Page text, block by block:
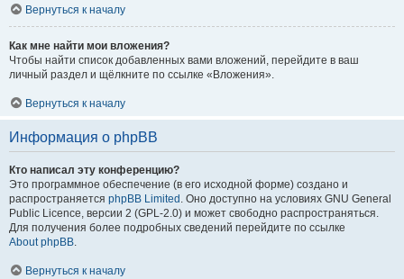
Вернуться к началу
Как мне найти мои вложения?
Чтобы найти список добавленных вами вложений, перейдите в ваш
личный раздел и щёлкните по ссылке «Вложения».
Вернуться к началу
Информация о phpBB
Кто написал эту конференцию?
Это программное обеспечение (в его исходной форме) создано и
распространяется phpBB Limited . Оно доступно на условиях GNU General
Public Licence, версии 2 (GPL-2.0) и может свободно распространяться.
Для получения более подробных сведений перейдите по ссылке
About phpBB.
Вернуться к началу